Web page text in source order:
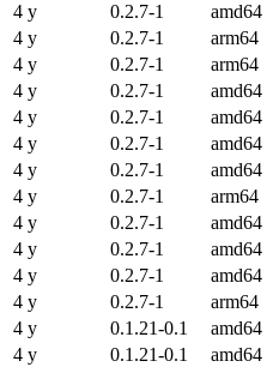
4 y
0.2.7-1 amd64
4 y
0.2.7-1 arm64
4 y
0.2.7-1 arm64
4 y
0.2.7-1 amd64
4 y
0.2.7-1 amd64
4 y
0.2.7-1 amd64
4 y
0.2.7-1 amd64
4 y
0.2.7-1 arm64
4 y
0.2.7-1 amd64
4 y
0.2.7-1 amd64
4 y
0.2.7-1 amd64
4 y
0.2.7-1 arm64
4 y
0.1.21-0.1 amd64
4 y
0.1.21-0.1 amd64